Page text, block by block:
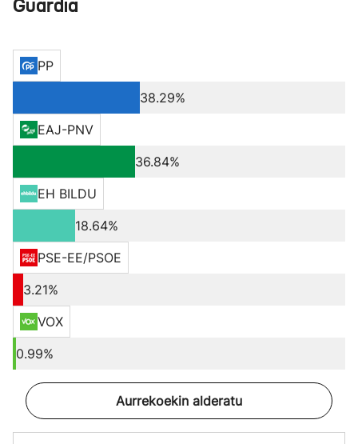
Guardia
PP
38.29%
EAJ-PNV
36.84%
EH BILDU
18.64%
PSE-EE/PSOE
3.21%
VOX
0.99%
Aurrekoekin alderatu